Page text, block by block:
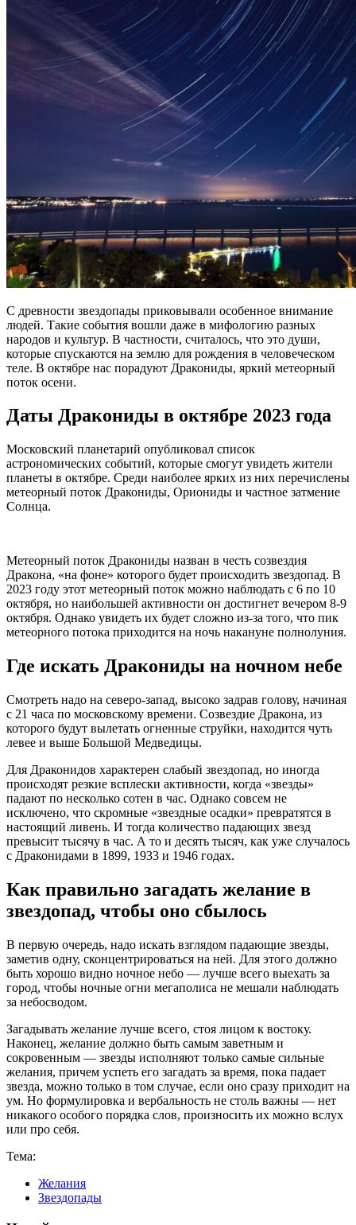
С древности звездопады приковывали особенное внимание
людей. Такие события вошли даже в мифологию разных
народов и культур. В частности, считалось, что это души,
которые спускаются на землю для рождения в человеческом
теле. В октябре нас порадуют Дракониды, яркий метеорный
поток осени.
Даты Дракониды в октябре 2023 года
Московский планетарий опубликовал список
астрономических событий, которые смогут увидеть жители
планеты в октябре. Среди наиболее ярких из них перечислены
метеорный поток Дракониды, Ориониды и частное затмение
Солнца.
Метеорный поток Дракониды назван в честь созвездия
Дракона, «на фоне» которого будет происходить звездопад. В
2023 году этот метеорный поток можно наблюдать с 6 по 10
октября, но наибольшей активности он достигнет вечером 8-9
октября. Однако увидеть их будет сложно из-за того, что пик
метеорного потока приходится на ночь накануне полнолуния.
Где искать Дракониды на ночном небе
Смотреть надо на северо-запад, высоко задрав голову, начиная
с 21 часа по московскому времени. Созвездие Дракона, из
которого будут вылетать огненные струйки, находится чуть
левее и выше Большой Медведицы.
Для Драконидов характерен слабый звездопад, но иногда
происходят резкие всплески активности, когда «звезды»
падают по несколько сотен в час. Однако совсем не
исключено, что скромные «звездные осадки» превратятся в
настоящий ливень. И тогда количество падающих звезд
превысит тысячу в час. А то и десять тысяч, как уже случалось
с Драконидами в 1899, 1933 и 1946 годах.
Как правильно загадать желание в
звездопад, чтобы оно сбылось
В первую очередь, надо искать взглядом падающие звезды,
заметив одну, сконцентрироваться на ней. Для этого должно
быть хорошо видно ночное небо — лучше всего выехать за
город, чтобы ночные огни мегаполиса не мешали наблюдать
за небосводом.
Загадывать желание лучше всего, стоя лицом к востоку.
Наконец, желание должно быть самым заветным и
сокровенным — звезды исполняют только самые сильные
желания, причем успеть его загадать за время, пока падает
звезда, можно только в том случае, если оно сразу приходит на
ум. Но формулировка и вербальность не столь важны — нет
никакого особого порядка слов, произносить их можно вслух
или про себя.
Тема:
Желания
Звездопады